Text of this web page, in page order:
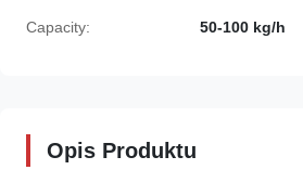
Capacity: 50-100 kg/h
Opis Produktu